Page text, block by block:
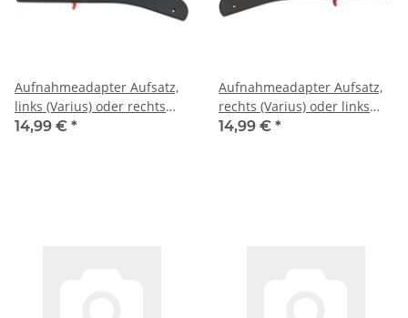
Aufnahmeadapter Aufsatz,
links (Varius) oder rechts
(Vita)
14,99 € *
Aufnahmeadapter Aufsatz,
rechts (Varius) oder links
(Vita)
14,99 € *